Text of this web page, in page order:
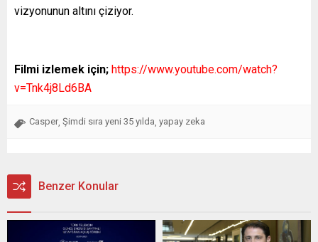
vizyonunun altını çiziyor.
Filmi izlemek için; https://www.youtube.com/watch?
v=Tnk4j8Ld6BA
Casper Şimdi sıra yeni 35 yılda yapay zeka
Benzer Konular